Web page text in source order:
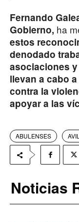
Fernando
Gobierno, ha
estos
denodado
asociaciones
llevan a cabo
contra la
apoyar a las
ABULENSES
Noticias